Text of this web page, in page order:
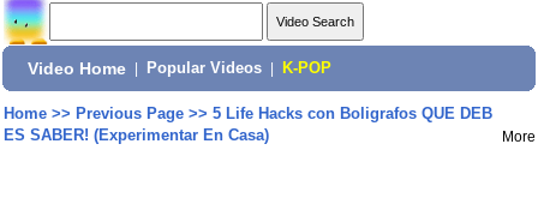
Video Home Popular Videos K-POP
Home>> Previous Page>> 5 Life Hacks con Boligrafos QUE DEB
ES SABER! (Experimentar En Casa)
More